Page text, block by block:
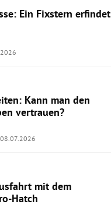
Ein Fixstern erfindet
Kann man den
vertrauen?
08.07.2026
mit dem
Hatch